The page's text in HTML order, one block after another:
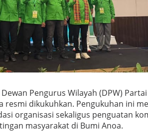
Pengurus Wilayah (DPW)
resmi dikukuhkan. Pengukuhan ini
organisasi sekaligus penguatan
masyarakat di Bumi Anoa.